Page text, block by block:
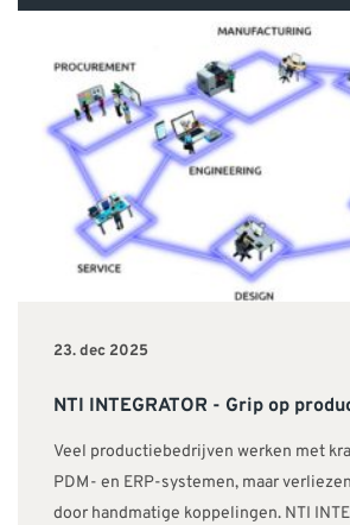
23. dec 2025
NTI INTEGRATOR - Grip op
Veel productiebedrijven werken met
PDM- en ERP-systemen, maar
door handmatige koppelingen. NTI